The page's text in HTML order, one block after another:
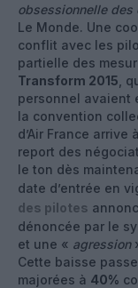
obsessionnelle des
Le Monde. Une
conflit avec les
partielle des
Transform 2015 ,
personnel avaient
la convention
d’Air France
report des
le ton dès
date d’entrée en
des pilotes
dénoncée par le
et une « agression
Cette baisse
majorées à 40%